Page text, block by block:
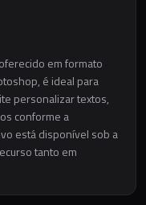
em formato
é ideal para
personalizar textos,
conforme a
está disponível sob a
tanto em